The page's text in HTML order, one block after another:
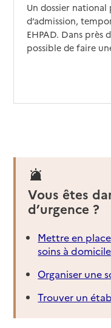
Un dossier
d’admission,
EHPAD. Dans près
possible de faire
Vous êtes
d’urgence ?
Mettre en
soins à domicile
Organiser une
Trouver un